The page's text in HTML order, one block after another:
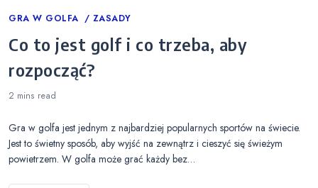
Categories
GRA W GOLFA ZASADY
Co to jest golf i co trzeba, aby
rozpocząć?
2 mins read
Gra w golfa jest jednym z najbardziej popularnych sportów na świecie.
Jest to świetny sposób, aby wyjść na zewnątrz i cieszyć się świeżym
powietrzem. W golfa może grać każdy bez…